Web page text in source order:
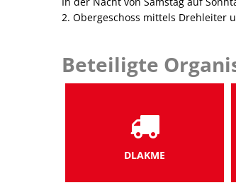
2. Obergeschoss mittels Drehleiter
Beteiligte
DLAKME